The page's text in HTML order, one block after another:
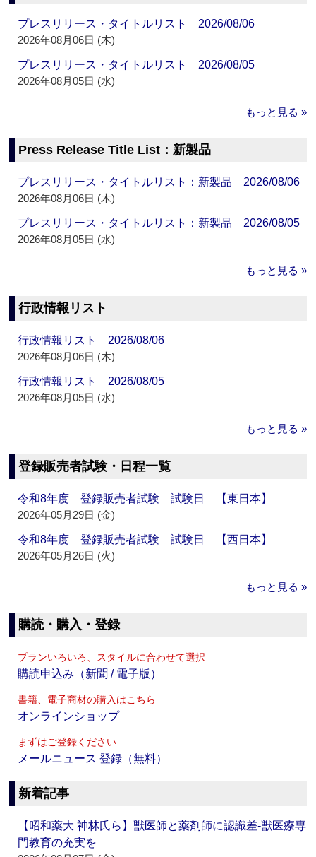
プレスリリース・タイトルリスト 2026/08/06
2026年08月06日 (木)
プレスリリース・タイトルリスト 2026/08/05
2026年08月05日 (水)
もっと見る »
Press Release Title List：新製品
プレスリリース・タイトルリスト：新製品 2026/08/06
2026年08月06日 (木)
プレスリリース・タイトルリスト：新製品 2026/08/05
2026年08月05日 (水)
もっと見る »
行政情報リスト
行政情報リスト 2026/08/06
2026年08月06日 (木)
行政情報リスト 2026/08/05
2026年08月05日 (水)
もっと見る »
登録販売者試験・日程一覧
令和8年度 登録販売者試験 試験日 【東日本】
2026年05月29日 (金)
令和8年度 登録販売者試験 試験日 【西日本】
2026年05月26日 (火)
もっと見る »
購読・購入・登録
プランいろいろ、スタイルに合わせて選択
購読申込み（新聞 / 電子版）
書籍、電子商材の購入はこちら
オンラインショップ
まずはご登録ください
メールニュース 登録（無料）
新着記事
【昭和薬大 神林氏ら】獣医師と薬剤師に認識差‐獣医療専
門教育の充実を